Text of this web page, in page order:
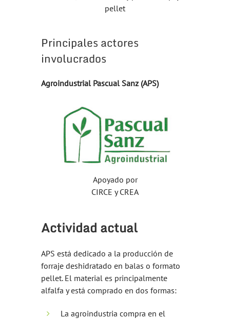
pellet
Principales actores
involucrados
Agroindustrial Pascual Sanz (APS)
Apoyado por
CIRCE y CREA
Actividad actual
APS está dedicado a la producción de
forraje deshidratado en balas o formato
pellet. El material es principalmente
alfalfa y está comprado en dos formas:
La agroindustria compra en el